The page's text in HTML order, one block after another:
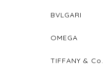
BVLGARI
OMEGA
TIFFANY & Co.